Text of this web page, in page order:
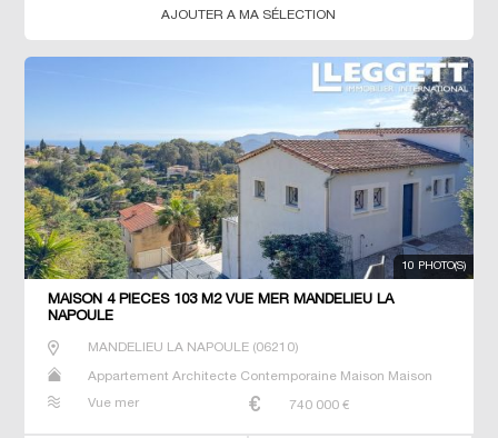
AJOUTER A MA SÉLECTION
10 PHOTO(S)
MAISON 4 PIECES 103 M2 VUE MER MANDELIEU LA
NAPOULE
MANDELIEU LA NAPOULE(06210)
Appartement Architecte Contemporaine Maison Maison
Vue mer
740 000 €